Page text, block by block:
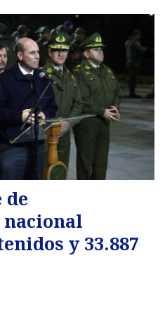
de
y 33.887